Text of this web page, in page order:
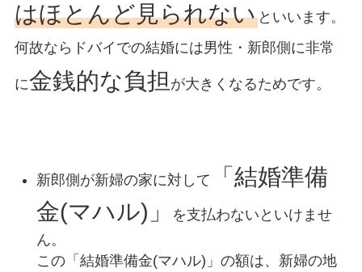
はほとんど見られないといいます。
何故ならドバイでの結婚には男性・新郎側に非常
に金銭的な負担 が大きくなるためです。
新郎側が新婦の家に対して
「結婚準備
金(マハル)」
を支払わないといけませ
ん。
この「結婚準備金(マハル)」の額は、新婦の地